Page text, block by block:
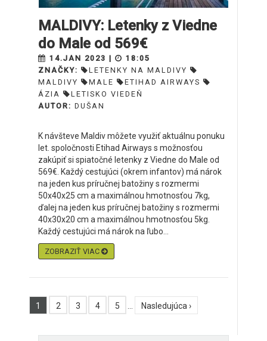
MALDIVY: Letenky z Viedne
do Male od 569€
14.JAN 2023 |
18:05
ZNAČKY:
LETENKY NA MALDIVY
MALDIVY
MALE
ETIHAD AIRWAYS
ÁZIA
LETISKO VIEDEŇ
AUTOR: DUŠAN
K návšteve Maldiv môžete využiť aktuálnu ponuku
let. spoločnosti Etihad Airways s možnosťou
zakúpiť si spiatočné letenky z Viedne do Male od
569€. Každý cestujúci (okrem infantov) má nárok
na jeden kus príručnej batožiny s rozmermi
50x40x25 cm a maximálnou hmotnosťou 7kg,
ďalej na jeden kus príručnej batožiny s rozmermi
40x30x20 cm a maximálnou hmotnosťou 5kg.
Každý cestujúci má nárok na ľubo...
ZOBRAZIŤ VIAC
1 2 3 4 5 Nasledujúca ›